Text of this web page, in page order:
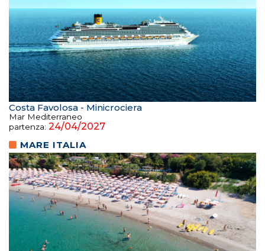
Costa Favolosa - Minicrociera
Mar Mediterraneo
partenza: 24/04/2027
MARE ITALIA